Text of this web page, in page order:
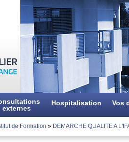
externes
Hospitalisation Vos
de Formation » DEMARCHE QUALITE A